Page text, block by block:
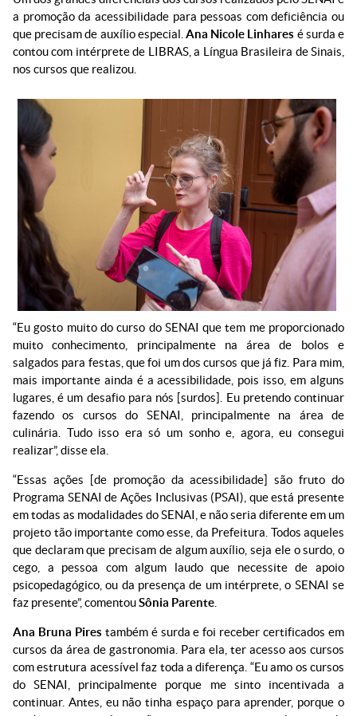
a promoção da acessibilidade para pessoas com deficiência ou
que precisam de auxílio especial. Ana Nicole Linhares é surda e
contou com intérprete de LIBRAS, a Língua Brasileira de Sinais,
nos cursos que realizou.
“Eu gosto muito do curso do SENAI que tem me proporcionado
muito conhecimento, principalmente na área de bolos e
salgados para festas, que foi um dos cursos que já fiz. Para mim,
mais importante ainda é a acessibilidade, pois isso, em alguns
lugares, é um desafio para nós [surdos]. Eu pretendo continuar
fazendo os cursos do SENAI, principalmente na área de
culinária. Tudo isso era só um sonho e, agora, eu consegui
realizar”, disse ela.
“Essas ações [de promoção da acessibilidade] são fruto do
Programa SENAI de Ações Inclusivas (PSAI), que está presente
em todas as modalidades do SENAI, e não seria diferente em um
projeto tão importante como esse, da Prefeitura. Todos aqueles
que declaram que precisam de algum auxílio, seja ele o surdo, o
cego, a pessoa com algum laudo que necessite de apoio
psicopedagógico, ou da presença de um intérprete, o SENAI se
faz presente”, comentouSônia Parente
Ana Bruna Pires também é surda e foi receber certificados em
cursos da área de gastronomia. Para ela, ter acesso aos cursos
com estrutura acessível faz toda a diferença. “Eu amo os cursos
do SENAI, principalmente porque me sinto incentivada a
continuar. Antes, eu não tinha espaço para aprender, porque o